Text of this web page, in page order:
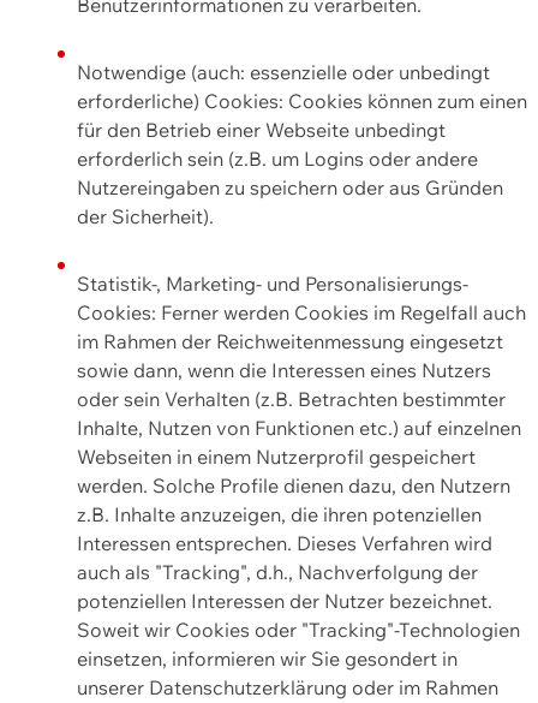
Benutzerinformationen zu verarbeiten.
Notwendige (auch: essenzielle oder unbedingt
erforderliche) Cookies: Cookies können zum einen
für den Betrieb einer Webseite unbedingt
erforderlich sein (z.B. um Logins oder andere
Nutzereingaben zu speichern oder aus Gründen
der Sicherheit).
Statistik-, Marketing- und Personalisierungs-
Cookies: Ferner werden Cookies im Regelfall auch
im Rahmen der Reichweitenmessung eingesetzt
sowie dann, wenn die Interessen eines Nutzers
oder sein Verhalten (z.B. Betrachten bestimmter
Inhalte, Nutzen von Funktionen etc.) auf einzelnen
Webseiten in einem Nutzerprofil gespeichert
werden. Solche Profile dienen dazu, den Nutzern
z.B. Inhalte anzuzeigen, die ihren potenziellen
Interessen entsprechen. Dieses Verfahren wird
auch als "Tracking", d.h., Nachverfolgung der
potenziellen Interessen der Nutzer bezeichnet.
Soweit wir Cookies oder "Tracking"-Technologien
einsetzen, informieren wir Sie gesondert in
unserer Datenschutzerklärung oder im Rahmen